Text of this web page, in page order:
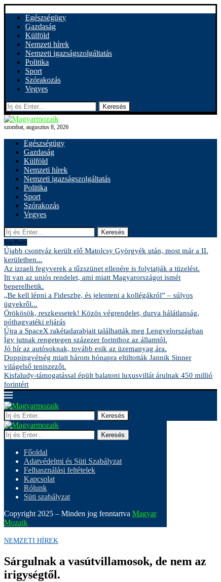
Egészségügy
Gazdaság
Külföld
Nemzeti hírek
Nemzeti igazságszolgáltatás
Politika
Sport
Szórakozás
Vegyes
Keresés
szombat, augusztus 8, 2026
Egészségügy
Gazdaság
Külföld
Nemzeti hírek
Nemzeti igazságszolgáltatás
Politika
Sport
Szórakozás
Vegyes
Keresés
Top Posts
Újabb csontváz került elő Matolcsy Györgyék után, most már a II.
kerületben...
Az izraeli fegyverek a tűzszünet ellenére is folytatják a tüzelést.
Itt van az uniós rendelet, ami miatt Magyarországot ismét
beperelhetik.
„Be kell lépni a Fideszbe, és jelenteni a kollégákról” – súlyos
ügyekről...
Örökösök, reszkessetek! Közös végrendelet, durva hálátlanság,
póthagyatéki eljárás
Újra a SpaceX rakétadarabjait találhatták meg Lengyelországban
Így jutnak rengetegen százezer forinthoz az államtól.
Jó hír az autósoknak, tovább esik az üzemanyag ára.
Doppingvétség miatt három hónapra eltiltották Jannik Sinner
világelső teniszezőt.
Kisfaludy-támogatással épült balatoni luxusvillát árulnak 450 millió
forintért
Keresés
Keresés
Főoldal
Adatvédelmi és Süti Szabályzat
Felhasználási feltételek
Kapcsolat
Rólunk
Süti szabályzat
Copyright 2025 – Minden jog fenntartva Magyar
Mozaik
NEMZETI HÍREK
Sárgulnak a vasútvillamosok, de nem az
irigységtől.